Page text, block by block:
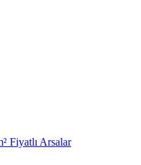
Fiyatlı Arsalar